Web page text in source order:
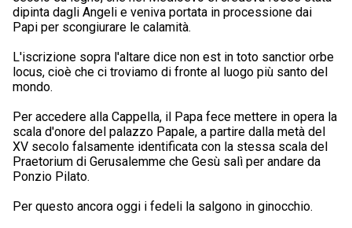
dipinta dagli Angeli e veniva portata in processione dai
Papi per scongiurare le calamità.
L'iscrizione sopra l'altare dice non est in toto sanctior orbe
locus, cioè che ci troviamo di fronte al luogo più santo del
mondo.
Per accedere alla Cappella, il Papa fece mettere in opera la
scala d'onore del palazzo Papale, a partire dalla metà del
XV secolo falsamente identificata con la stessa scala del
Praetorium di Gerusalemme che Gesù salì per andare da
Ponzio Pilato.
Per questo ancora oggi i fedeli la salgono in ginocchio.